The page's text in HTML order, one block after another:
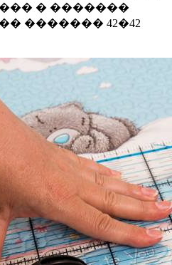
� �������
������� 42�42